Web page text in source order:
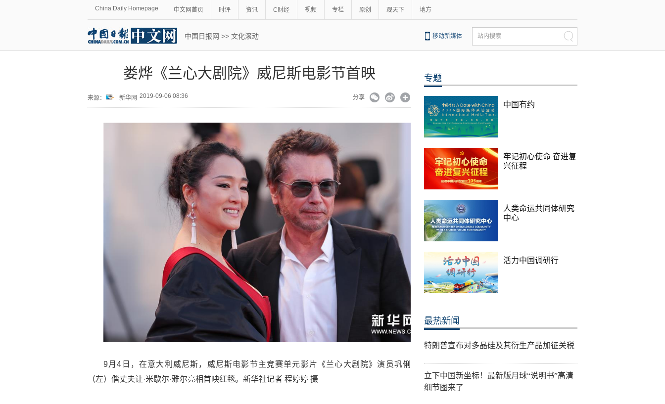
China Daily Homepage 中文网首页 时评 资讯 C财经 视频 专栏 原创 观天下 地方
中国日报网 >> 文化滚动 移动新媒体 站内搜索
娄烨《兰心大剧院》威尼斯电影节首映
来源： 新华网 2019-09-06 08:36 分享
9月4日，在意大利威尼斯，威尼斯电影节主竞赛单元影片《兰心大剧院》演员巩俐
（左）偕丈夫让·米歇尔·雅尔亮相首映红毯。新华社记者 程婷婷 摄
专题
中国有约
牢记初心使命 奋进复
兴征程
人类命运共同体研究
中心
活力中国调研行
最热新闻
特朗普宣布对多晶硅及其衍生产品加征关税
立下中国新坐标！最新版月球“说明书”高清
细节图来了